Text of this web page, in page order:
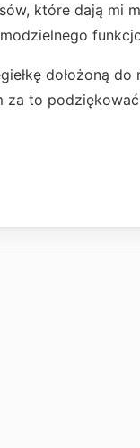
które dają mi
dołożoną
za to